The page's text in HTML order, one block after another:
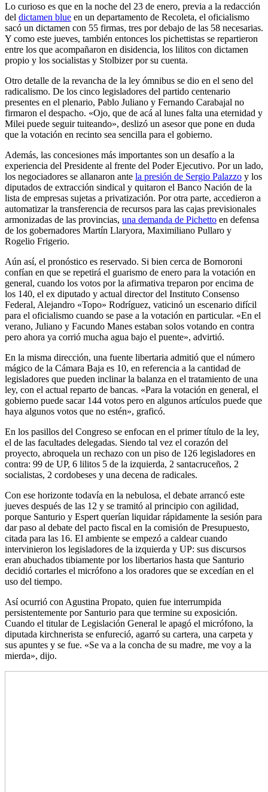
Lo curioso es que en la noche del 23 de enero, previa a la redacción
del dictamen blue en un departamento de Recoleta, el oficialismo
sacó un dictamen con 55 firmas, tres por debajo de las 58 necesarias.
Y como este jueves, también entonces los pichettistas se repartieron
entre los que acompañaron en disidencia, los lilitos con dictamen
propio y los socialistas y Stolbizer por su cuenta.
Otro detalle de la revancha de la ley ómnibus se dio en el seno del
radicalismo. De los cinco legisladores del partido centenario
presentes en el plenario, Pablo Juliano y Fernando Carabajal no
firmaron el despacho. «Ojo, que de acá al lunes falta una eternidad y
Milei puede seguir tuiteando», deslizó un asesor que pone en duda
que la votación en recinto sea sencilla para el gobierno.
Además, las concesiones más importantes son un desafío a la
experiencia del Presidente al frente del Poder Ejecutivo. Por un lado,
los negociadores se allanaron ante la presión de Sergio Palazzo y los
diputados de extracción sindical y quitaron el Banco Nación de la
lista de empresas sujetas a privatización. Por otra parte, accedieron a
automatizar la transferencia de recursos para las cajas previsionales
armonizadas de las provincias, una demanda de Pichetto en defensa
de los gobernadores Martín Llaryora, Maximiliano Pullaro y
Rogelio Frigerio.
Aún así, el pronóstico es reservado. Si bien cerca de Bornoroni
confían en que se repetirá el guarismo de enero para la votación en
general, cuando los votos por la afirmativa treparon por encima de
los 140, el ex diputado y actual director del Instituto Consenso
Federal, Alejandro «Topo» Rodríguez, vaticinó un escenario difícil
para el oficialismo cuando se pase a la votación en particular. «En el
verano, Juliano y Facundo Manes estaban solos votando en contra
pero ahora ya corrió mucha agua bajo el puente», advirtió.
En la misma dirección, una fuente libertaria admitió que el número
mágico de la Cámara Baja es 10, en referencia a la cantidad de
legisladores que pueden inclinar la balanza en el tratamiento de una
ley, con el actual reparto de bancas. «Para la votación en general, el
gobierno puede sacar 144 votos pero en algunos artículos puede que
haya algunos votos que no estén», graficó.
En los pasillos del Congreso se enfocan en el primer título de la ley,
el de las facultades delegadas. Siendo tal vez el corazón del
proyecto, abroquela un rechazo con un piso de 126 legisladores en
contra: 99 de UP, 6 lilitos 5 de la izquierda, 2 santacruceños, 2
socialistas, 2 cordobeses y una decena de radicales.
Con ese horizonte todavía en la nebulosa, el debate arrancó este
jueves después de las 12 y se tramitó al principio con agilidad,
porque Santurio y Espert querían liquidar rápidamente la sesión para
dar paso al debate del pacto fiscal en la comisión de Presupuesto,
citada para las 16. El ambiente se empezó a caldear cuando
intervinieron los legisladores de la izquierda y UP: sus discursos
eran abuchados tibiamente por los libertarios hasta que Santurio
decidió cortarles el micrófono a los oradores que se excedían en el
uso del tiempo.
Así ocurrió con Agustina Propato, quien fue interrumpida
persistentemente por Santurio para que termine su exposición.
Cuando el titular de Legislación General le apagó el micrófono, la
diputada kirchnerista se enfureció, agarró su cartera, una carpeta y
sus apuntes y se fue. «Se va a la concha de su madre, me voy a la
mierda», dijo.